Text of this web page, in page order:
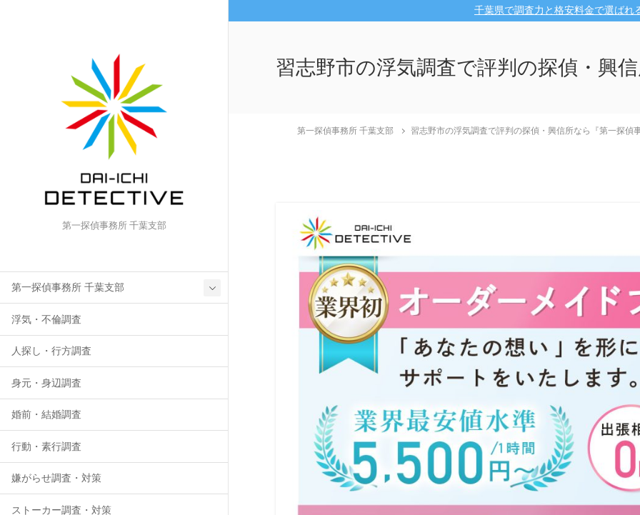
第一探偵事務所 千葉支部
第一探偵事務所 千葉支部
浮気・不倫調査
人探し・行方調査
身元・身辺調査
婚前・結婚調査
行動・素行調査
嫌がらせ調査・対策
ストーカー調査・対策
千葉県で調査力と格安料金で選ばれ
習志野市の浮気調査で評判の探偵・興
第一探偵事務所 千葉支部 習志野市の浮気調査で評判の探偵・興信所なら『第一探偵